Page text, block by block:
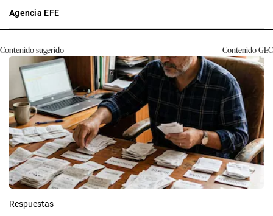
Agencia EFE
Contenido sugerido ContenidoGEC
Respuestas